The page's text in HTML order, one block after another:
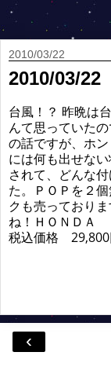
2010/03/22
2010/03/22
台風！？ 昨晩は
んて思っていた
の話ですが、ホ
には何も出せな
されて、どんな
た。ＰＯＰを２
クも売っており
ね！ＨＯＮＤ
税込価格
‹